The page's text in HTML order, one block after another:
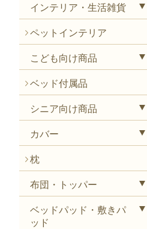
インテリア・生活雑貨
ペットインテリア
こども向け商品
ベッド付属品
シニア向け商品
カバー
枕
布団・トッパー
ベッドパッド・敷きパ
ッド